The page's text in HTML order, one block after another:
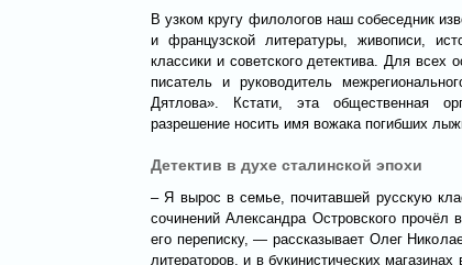
В узком кругу филологов наш собеседник
и французской литературы, живописи,
классики и советского детектива. Для
писатель и руководитель
Дятлова». Кстати, эта общественная
разрешение носить имя вожака погибших
Детектив в духе сталинской эпохи
– Я вырос в семье, почитавшей русскую
сочинений Александра Островского
его переписку, — рассказывает Олег
литераторов, и в букинистических